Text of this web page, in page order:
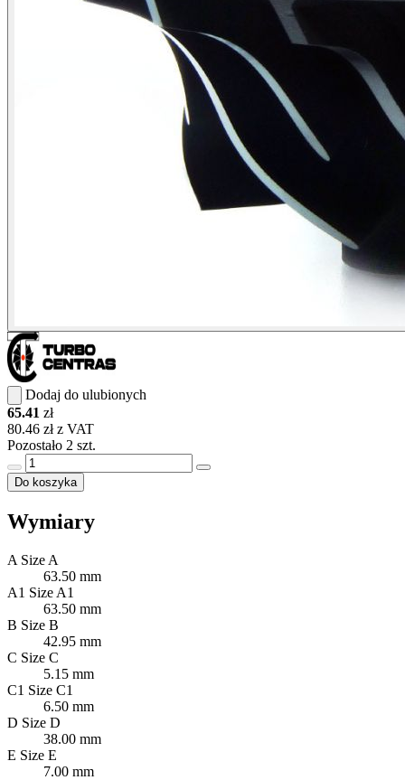
Dodaj do ulubionych
65.41 zł
80.46 zł z VAT
Pozostało 2 szt.
Do koszyka
Wymiary
A Size A
63.50 mm
A1 Size A1
63.50 mm
B Size B
42.95 mm
C Size C
5.15 mm
C1 Size C1
6.50 mm
D Size D
38.00 mm
E Size E
7.00 mm